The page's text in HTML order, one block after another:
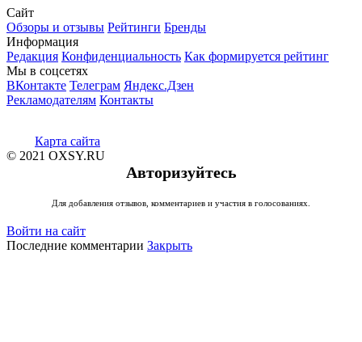
Сайт
Обзоры и отзывы Рейтинги Бренды
Информация
Редакция Конфиденциальность Как формируется рейтинг
Мы в соцсетях
ВКонтакте Телеграм Яндекс.Дзен
Рекламодателям Контакты
Карта сайта
© 2021 OXSY.RU
Авторизуйтесь
Для добавления отзывов, комментариев и участия в голосованиях.
Войти на сайт
Последние комментарии Закрыть